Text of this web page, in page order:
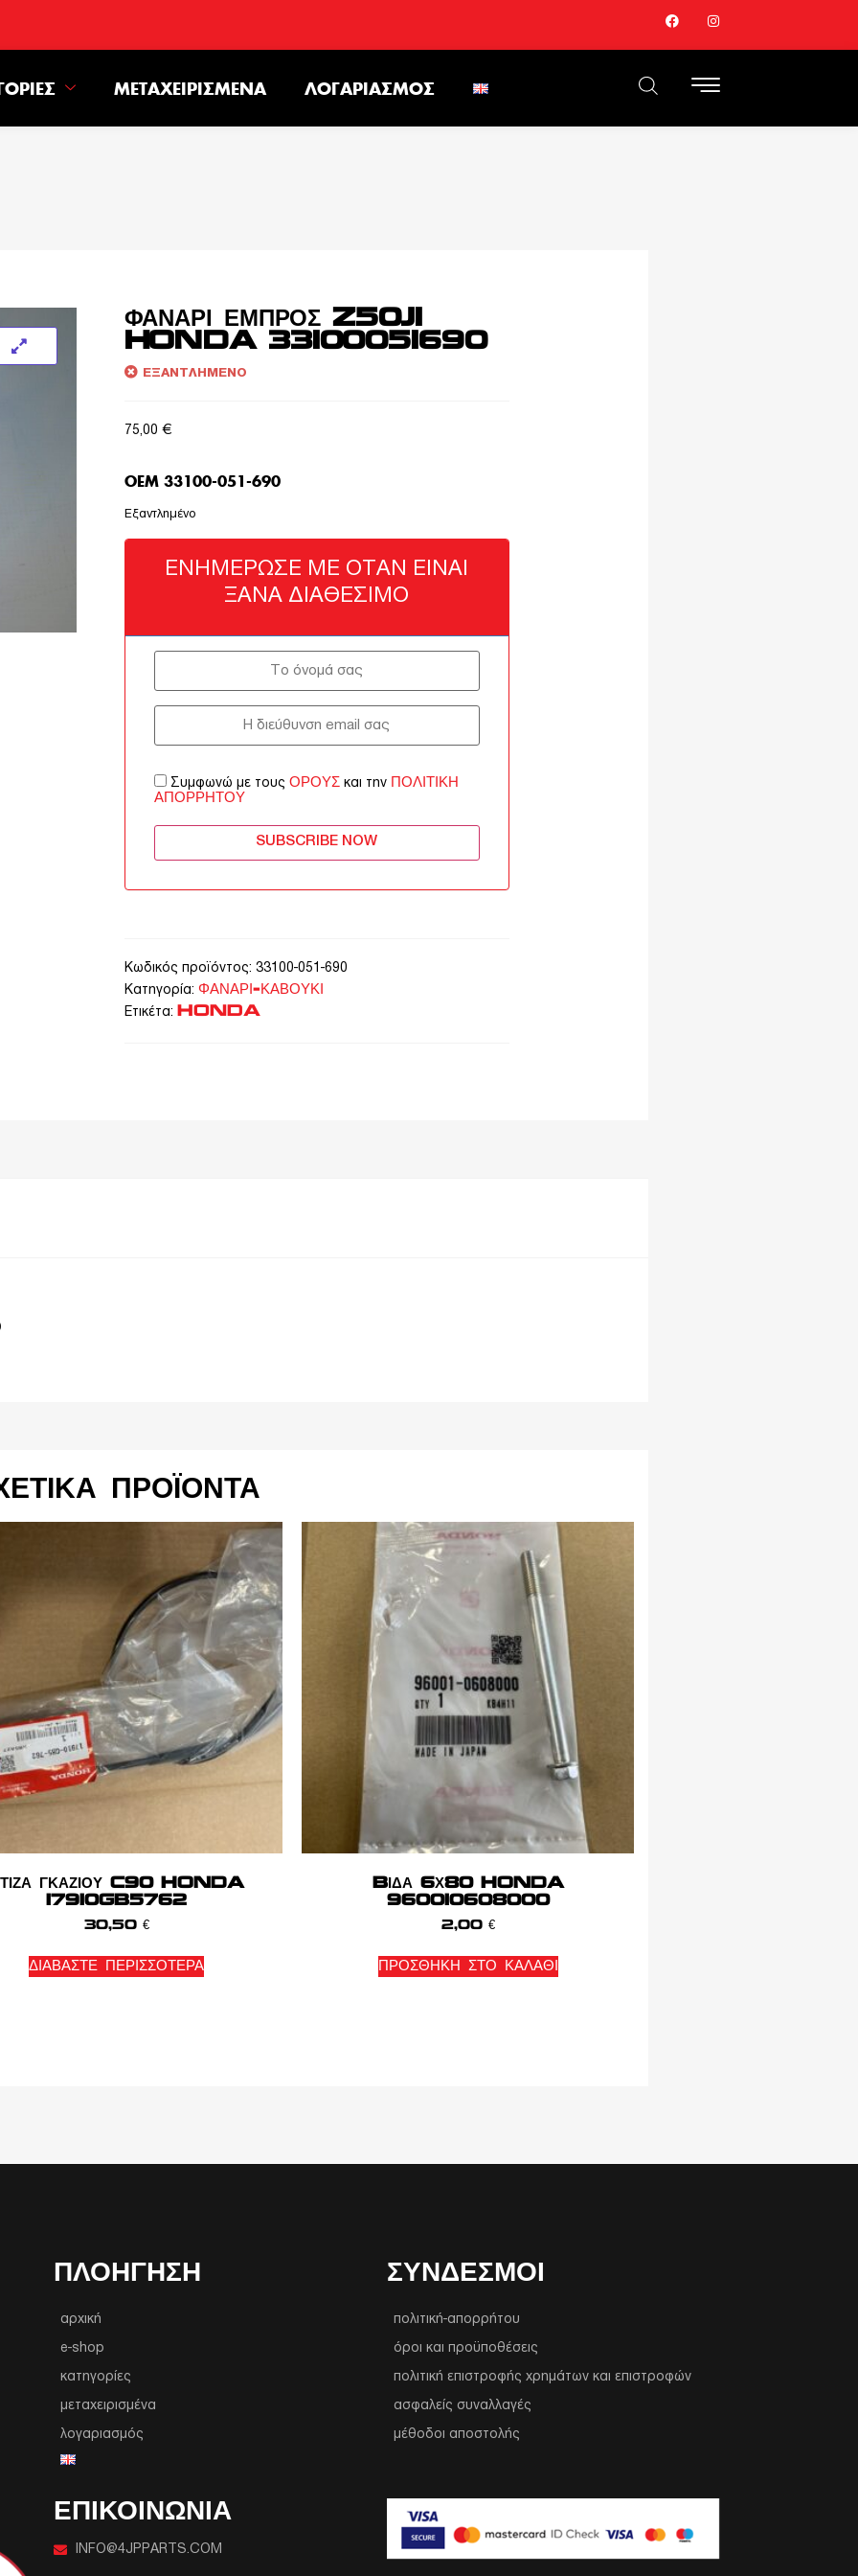
ΜΕΤΑΧΕΙΡΙΣΜΈΝΑ ΛΟΓΑΡΙΑΣΜΌΣ
ΦΑΝΑΡΙ ΕΜΠΡΟΣ Z50J1
HONDA 33100051690
ΕΞΑΝΤΛΗΜΈΝΟ
75,00 €
OEM 33100-051-690
Εξαντλημένο
ΕΝΗΜΈΡΩΣΈ ΜΕ ΌΤΑΝ ΕΊΝΑΙ
ΞΑΝΆ ΔΙΑΘΈΣΙΜΟ
Συμφωνώ με τους ΌΡΟΥΣκαι την ΠΟΛΙΤΙΚΉ
ΑΠΟΡΡΉΤΟΥ
SUBSCRIBE NOW
Κωδικός προϊόντος: 33100-051-690
Κατηγορία: ΦΑΝΑΡΙ-ΚΑΒΟΥΚΙ
Ετικέτα: HONDA
ΠΡΟΪΌΝΤΑ
ΓΚΑΖΙΟΥ C90 HONDA
17910GB5762
30,50 €
ΔΙΑΒΆΣΤΕ ΠΕΡΙΣΣΌΤΕΡΑ
BΙΔΑ 6Χ80 HONDA
960010608000
2,00 €
ΠΡΟΣΘΉΚΗ ΣΤΟ ΚΑΛΆΘΙ
ΠΛΟΉΓΗΣΗ
αρχική
e-shop
κατηγορίες
μεταχειρισμένα
λογαριασμός
ΣΥΝΔΕΣΜΟΙ
πολιτική-απορρήτου
όροι και προϋποθέσεις
πολιτική επιστροφής χρημάτων και επιστροφών
ασφαλείς συναλλαγές
μέθοδοι αποστολής
ΕΠΙΚΟΙΝΩΝΙΑ
INFO@4JPPARTS.COM